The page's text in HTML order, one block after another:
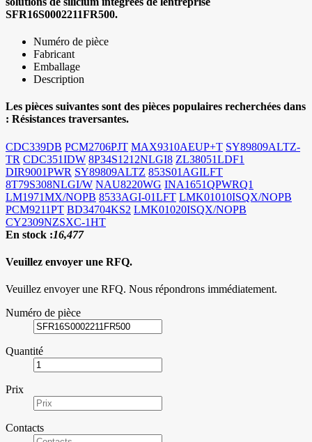
SFR16S0002211FR500.
Numéro de pièce
Fabricant
Emballage
Description
Les pièces suivantes sont des pièces populaires recherchées dans
: Résistances traversantes.
CDC339DB PCM2706PJT MAX9310AEUP+T SY89809ALTZ-
TR CDC351IDW 8P34S1212NLGI8 ZL38051LDF1
DIR9001PWR SY89809ALTZ 853S01AGILFT
8T79S308NLGI/W NAU8220WG INA1651QPWRQ1
LM1971MX/NOPB 8533AGI-01LFT LMK01010ISQX/NOPB
PCM9211PT BD34704KS2 LMK01020ISQX/NOPB
CY2309NZSXC-1HT
En stock :16,477
Veuillez envoyer une RFQ.
Veuillez envoyer une RFQ. Nous répondrons immédiatement.
Numéro de pièce
Quantité
Prix
Contacts